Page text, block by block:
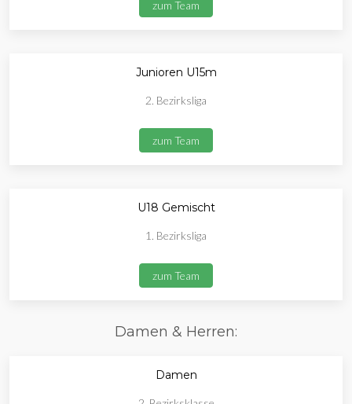
zum Team
Junioren U15m
2. Bezirksliga
zum Team
U18 Gemischt
1. Bezirksliga
zum Team
Damen & Herren:
Damen